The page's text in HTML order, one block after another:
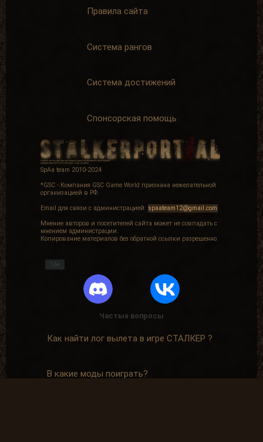
Правила сайта
Система рангов
Система достижений
Спонсорская помощь
SpAa team 2010-2024
*GSC - Компания GSC Game World признана нежелательной
организацией в РФ.
Email для связи с администрацией: spaateam12@gmail.com
Мнение авторов и посетителей сайта может не совпадать с
мнением администрации.
Копирование материалов без обратной ссылки разрешенно.
16+
Частые вопросы
Как найти лог вылета в игре СТАЛКЕР ?
В какие моды поиграть?